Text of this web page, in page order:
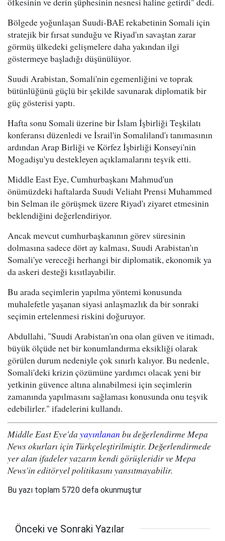
Bölgede yoğunlaşan Suudi-BAE rekabetinin Somali için
stratejik bir fırsat sunduğu ve Riyad'ın savaştan zarar
görmüş ülkedeki gelişmelere daha yakından ilgi
göstermeye başladığı düşünülüyor.
Suudi Arabistan, Somali'nin egemenliğini ve toprak
bütünlüğünü güçlü bir şekilde savunarak diplomatik bir
güç gösterisi yaptı.
Hafta sonu Somali üzerine bir İslam İşbirliği Teşkilatı
konferansı düzenledi ve İsrail'in Somaliland'ı tanımasının
ardından Arap Birliği ve Körfez İşbirliği Konseyi'nin
Mogadişu'yu destekleyen açıklamalarını teşvik etti.
Middle East Eye, Cumhurbaşkanı Mahmud'un
önümüzdeki haftalarda Suudi Veliaht Prensi Muhammed
bin Selman ile görüşmek üzere Riyad'ı ziyaret etmesinin
beklendiğini değerlendiriyor.
Ancak mevcut cumhurbaşkanının görev süresinin
dolmasına sadece dört ay kalması, Suudi Arabistan'ın
Somali'ye vereceği herhangi bir diplomatik, ekonomik ya
da askeri desteği kısıtlayabilir.
Bu arada seçimlerin yapılma yöntemi konusunda
muhalefetle yaşanan siyasi anlaşmazlık da bir sonraki
seçimin ertelenmesi riskini doğuruyor.
Abdullahi, "Suudi Arabistan'ın ona olan güven ve itimadı,
büyük ölçüde net bir konumlandırma eksikliği olarak
görülen durum nedeniyle çok sınırlı kalıyor. Bu nedenle,
Somali'deki krizin çözümüne yardımcı olacak yeni bir
yetkinin güvence altına alınabilmesi için seçimlerin
zamanında yapılmasını sağlaması konusunda onu teşvik
edebilirler." ifadelerini kullandı.
Middle East Eye'da yayınlanan bu değerlendirme Mepa
News okurları için Türkçeleştirilmiştir. Değerlendirmede
yer alan ifadeler yazarın kendi görüşleridir ve Mepa
News'in editöryel politikasını yansıtmayabilir.
Bu yazı toplam 5720 defa okunmuştur
Önceki ve Sonraki Yazılar